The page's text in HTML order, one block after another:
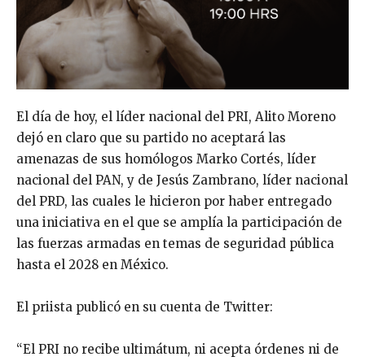
El día de hoy, el líder nacional del PRI, Alito Moreno
dejó en claro que su partido no aceptará las
amenazas de sus homólogos Marko Cortés, líder
nacional del PAN, y de Jesús Zambrano, líder nacional
del PRD, las cuales le hicieron por haber entregado
una iniciativa en el que se amplía la participación de
las fuerzas armadas en temas de seguridad pública
hasta el 2028 en México.
El priista publicó en su cuenta de Twitter:
“El PRI no recibe ultimátum, ni acepta órdenes ni de